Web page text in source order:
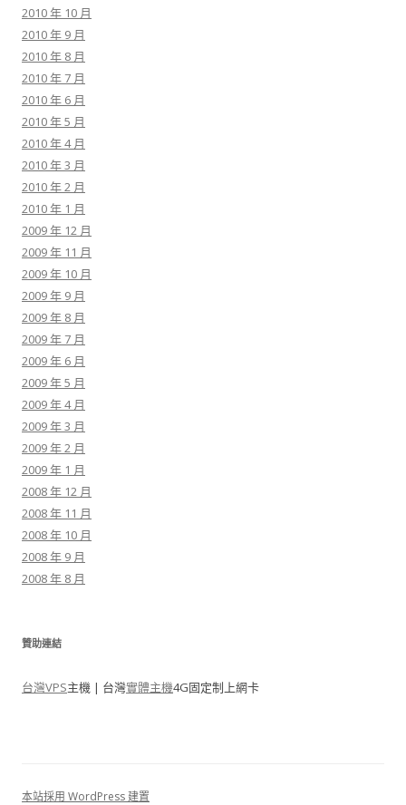
2010 年 10 月
2010 年 9 月
2010 年 8 月
2010 年 7 月
2010 年 6 月
2010 年 5 月
2010 年 4 月
2010 年 3 月
2010 年 2 月
2010 年 1 月
2009 年 12 月
2009 年 11 月
2009 年 10 月
2009 年 9 月
2009 年 8 月
2009 年 7 月
2009 年 6 月
2009 年 5 月
2009 年 4 月
2009 年 3 月
2009 年 2 月
2009 年 1 月
2008 年 12 月
2008 年 11 月
2008 年 10 月
2008 年 9 月
2008 年 8 月
贊助連結
台灣VPS主機 | 台灣實體主機4G固定制上網卡
本站採用 WordPress 建置